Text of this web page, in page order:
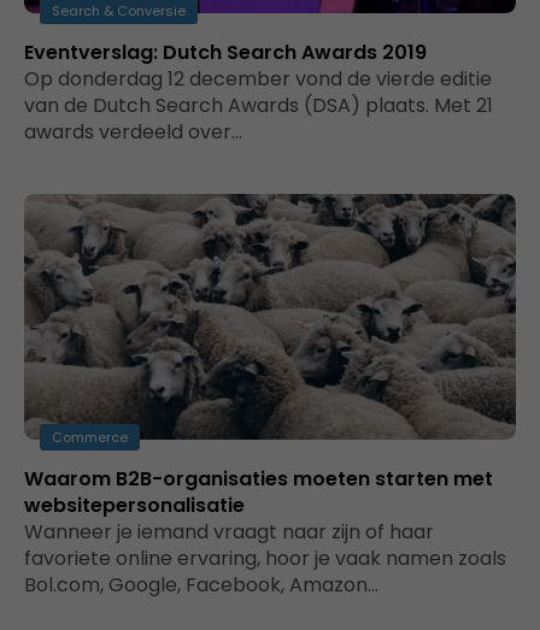
Search & Conversie
Eventverslag: Dutch Search Awards 2019
Op donderdag 12 december vond de vierde editie
van de Dutch Search Awards (DSA) plaats. Met 21
awards verdeeld over…
Commerce
Waarom B2B-organisaties moeten starten met
websitepersonalisatie
Wanneer je iemand vraagt naar zijn of haar
favoriete online ervaring, hoor je vaak namen zoals
Bol.com, Google, Facebook, Amazon…